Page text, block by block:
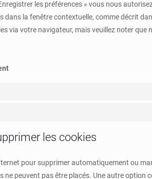
les préférences » vous nous
dans la fenêtre contextuelle, comme décrit
via votre navigateur, mais veuillez noter
les cookies
pour supprimer automatiquement ou
ne peuvent pas être placés. Une autre option